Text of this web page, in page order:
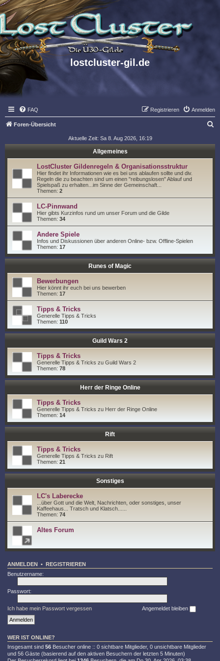
lostcluster-gil.de
FAQ Anmelden
Registrieren
Foren-Übersicht
Aktuelle Zeit: Sa 8. Aug 2026, 16:19
Allgemeines
LostCluster Gildenregeln & Organisationsstruktur
Hier findet ihr Informationen wie es bei uns ablaufen sollte und div.
Regeln die zu beachten sind um einen "reibungslosen" Ablauf und
Spielspaß zu erhalten...im Sinne der Gemeinschaft...
Themen: 2
LC-Pinnwand
Hier gibts Kurzinfos rund um unser Forum und die Gilde
Themen: 34
Andere Spiele
Infos und Diskussionen über anderen Online- bzw. Offline-Spielen
Themen: 17
Runes of Magic
Bewerbungen
Hier könnt ihr euch bei uns bewerben
Themen: 17
Tipps & Tricks
Generelle Tipps & Tricks
Themen: 110
Guild Wars 2
Tipps & Tricks
Generelle Tipps & Tricks zu Guild Wars 2
Themen: 78
Herr der Ringe Online
Tipps & Tricks
Generelle Tipps & Tricks zu Herr der Ringe Online
Themen: 14
Rift
Tipps & Tricks
Generelle Tipps & Tricks zu Rift
Themen: 21
Sonstiges
LC's Laberecke
...über Gott und die Welt, Nachrichten, oder sonstiges, unser
Kaffeehaus... Tratsch und Klatsch......
Themen: 74
Altes Forum
ANMELDEN • REGISTRIEREN
Benutzername:
Passwort:
Ich habe mein Passwort vergessen Angemeldet bleiben
WER IST ONLINE?
Insgesamt sind 56 Besucher online :: 0 sichtbare Mitglieder, 0 unsichtbare Mitglieder
und 56 Gäste (basierend auf den aktiven Besuchern der letzten 5 Minuten)